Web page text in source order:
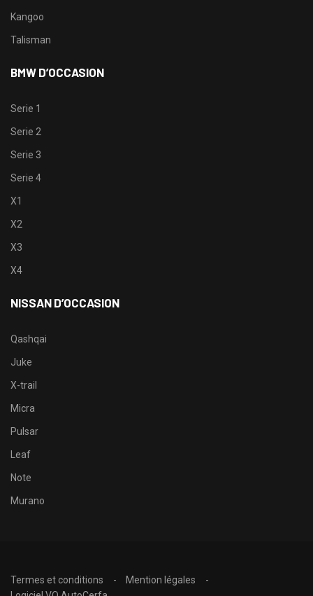
Kangoo
Talisman
BMW D’OCCASION
Serie 1
Serie 2
Serie 3
Serie 4
X1
X2
X3
X4
NISSAN D’OCCASION
Qashqai
Juke
X-trail
Micra
Pulsar
Leaf
Note
Murano
Termes et conditions
Mention légales